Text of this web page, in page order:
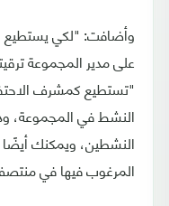
وأضافت: "لكي يستطيع
على مدير المجموعة
"تستطيع كمشرف
النشط في المجموعة،
النشطين، ويمكنك أيضًا
المرغوب فيها في